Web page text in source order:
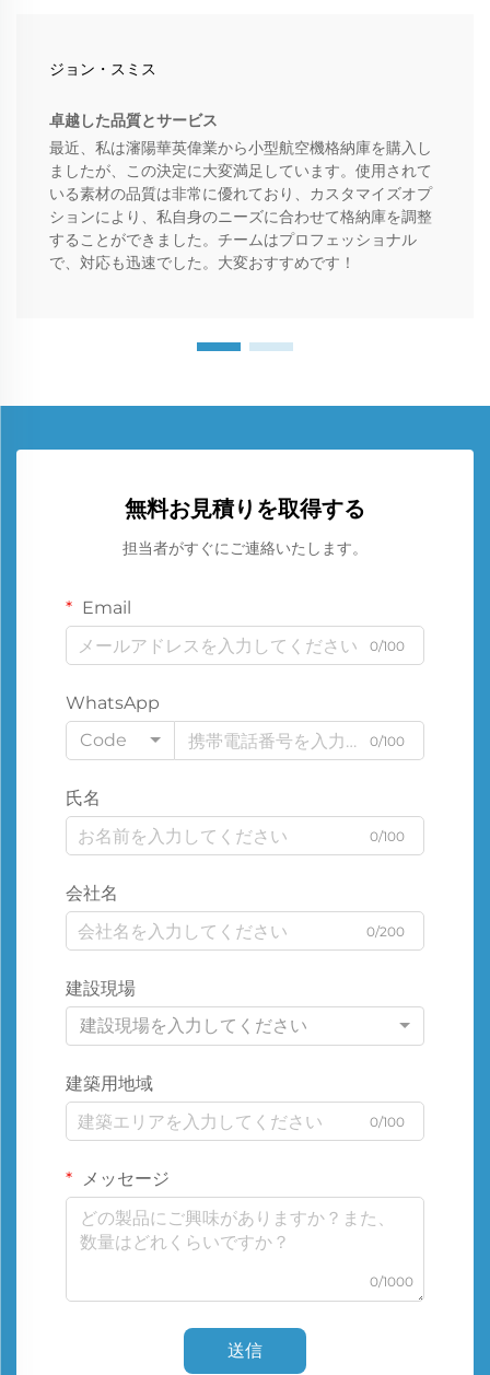
ジョン・スミス
卓越した品質とサービス
最近、私は瀋陽華英偉業から小型航空機格納庫を購入し
ましたが、この決定に大変満足しています。使用されて
いる素材の品質は非常に優れており、カスタマイズオプ
ションにより、私自身のニーズに合わせて格納庫を調整
することができました。チームはプロフェッショナル
で、対応も迅速でした。大変おすすめです！
無料お見積りを取得する
担当者がすぐにご連絡いたします。
Email
0/100
WhatsApp
Code
0/100
氏名
0/100
会社名
0/200
建設現場
建設現場を入力してください
建築用地域
0/100
メッセージ
0/1000
送信